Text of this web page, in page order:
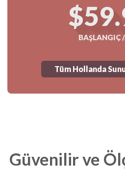
BAŞLANGIÇ
Tüm Hollanda
Güvenilir ve